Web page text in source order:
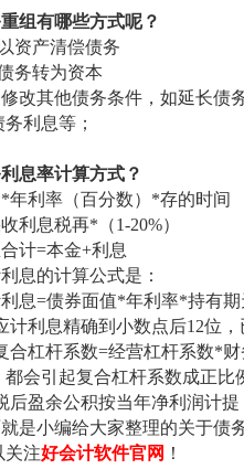
组有哪些方式呢？
以资产清偿债务
务转为资本
改其他债务条件，如延长债
利息等；
息率计算方式？
*年利率（百分数）*存的时间
利息税再*（1-20%）
计=本金+利息
息的计算公式是：
息=债券面值*年利率*持有期
计利息精确到小数点后12位
合杠杆系数=经营杠杆系数*
都会引起复合杠杆系数成正比
后盈余公积按当年净利润计
就是小编给大家整理的关于
关注好会计软件官网 ！